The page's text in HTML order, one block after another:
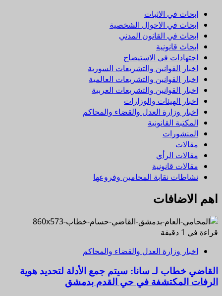
ابحاث في الاثبات
ابحاث في الاحوال الشخصية
ابحاث في القانون المدني
ابحاث قانونية
اجتهادات في الاستيضاح
اخبار القوانين والتشريعات السورية
اخبار القوانين والتشريعات العالمية
اخبار القوانين والتشريعات العربية
اخبار الهيئات والوزارات
اخبار وزارة العدل والقضاء والمحاكم
المكتبة القانونية
المنشورات
مقالات
مقالات الرأي
مقالات قانونية
نشاطات نقابة المحامين وفروعها
اهم الاضافات
قراءة في 1 دقيقة
اخبار وزارة العدل والقضاء والمحاكم
القاضي خطاب لـ سانا: سيتم جمع الأدلة لتحديد هوية
الرفات المكتشفة في حي القدم بدمشق